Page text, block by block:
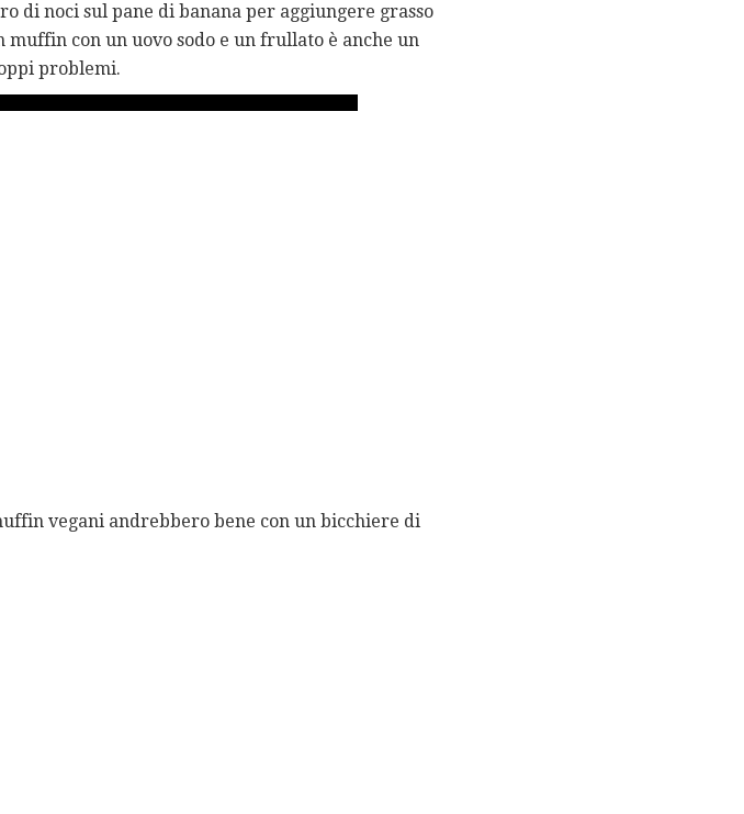
noci sul pane di banana per aggiungere grasso
con un uovo sodo e un frullato è anche un
problemi.
vegani andrebbero bene con un bicchiere di